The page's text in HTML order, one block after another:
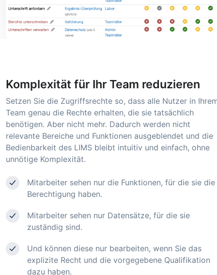
Komplexität für Ihr Team reduzieren
Setzen Sie die Zugriffsrechte so, dass alle Nutzer in
Team genau die Rechte erhalten, die sie tatsächlich
benötigen. Aber nicht mehr. Dadurch werden nicht
relevante Bereiche und Funktionen ausgeblendet und die
Bedienbarkeit des LIMS bleibt intuitiv und einfach, ohne
unnötige Komplexität.
Mitarbeiter sehen nur die Funktionen, für die sie die
Berechtigung haben.
Mitarbeiter sehen nur Datensätze, für die sie
zuständig sind.
Und können diese nur bearbeiten, wenn Sie das
explizite Recht und die vorgegebene Qualifikation
dazu haben.